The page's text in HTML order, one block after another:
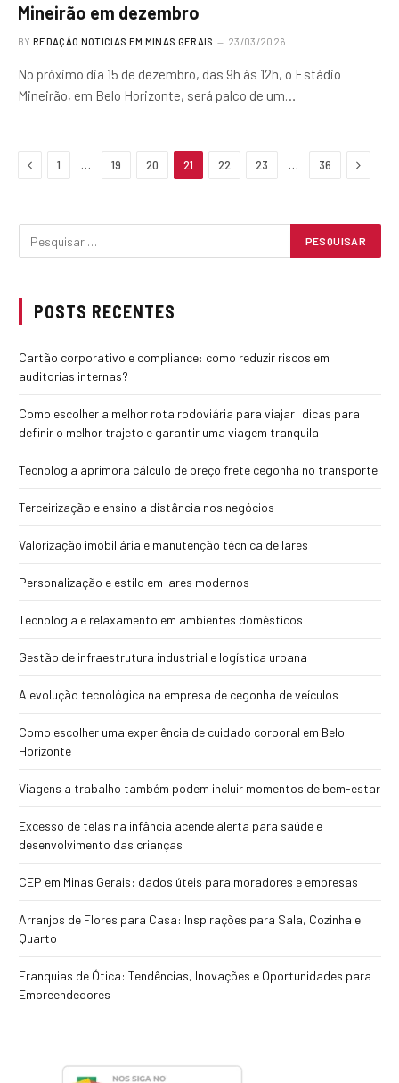
Mineirão em dezembro
BY REDAÇÃO NOTÍCIAS EM MINAS GERAIS 23/03/2026
No próximo dia 15 de dezembro, das 9h às 12h, o Estádio
Mineirão, em Belo Horizonte, será palco de um…
Previous
1 19 20 21 22 23 36 Next
POSTS RECENTES
Cartão corporativo e compliance: como reduzir riscos em
auditorias internas?
Como escolher a melhor rota rodoviária para viajar: dicas para
definir o melhor trajeto e garantir uma viagem tranquila
Tecnologia aprimora cálculo de preço frete cegonha no transporte
Terceirização e ensino a distância nos negócios
Valorização imobiliária e manutenção técnica de lares
Personalização e estilo em lares modernos
Tecnologia e relaxamento em ambientes domésticos
Gestão de infraestrutura industrial e logística urbana
A evolução tecnológica na empresa de cegonha de veículos
Como escolher uma experiência de cuidado corporal em Belo
Horizonte
Viagens a trabalho também podem incluir momentos de bem-estar
Excesso de telas na infância acende alerta para saúde e
desenvolvimento das crianças
CEP em Minas Gerais: dados úteis para moradores e empresas
Arranjos de Flores para Casa: Inspirações para Sala, Cozinha e
Quarto
Franquias de Ótica: Tendências, Inovações e Oportunidades para
Empreendedores